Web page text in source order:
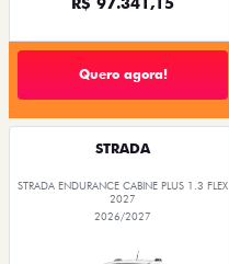
Quero agora!
STRADA
STRADA ENDURANCE CABINE PLUS 1.3 FLEX
2027
2026/2027